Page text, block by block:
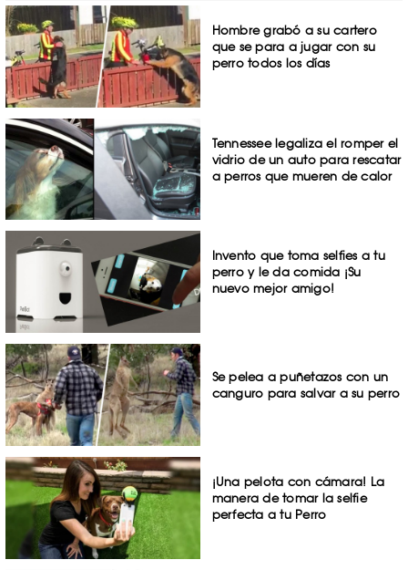
Hombre grabó a su cartero
que se para a jugar con su
perro todos los días
Tennessee legaliza el romper el
vidrio de un auto para rescatar
a perros que mueren de calor
Invento que toma selfies a tu
perro y le da comida ¡Su
nuevo mejor amigo!
Se pelea a puñetazos con un
canguro para salvar a su perro
¡Una pelota con cámara! La
manera de tomar la selfie
perfecta a tu Perro